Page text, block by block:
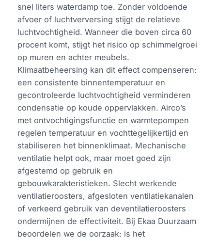
snel liters waterdamp toe. Zonder voldoende
afvoer of luchtverversing stijgt de relatieve
luchtvochtigheid. Wanneer die boven circa 60
procent komt, stijgt het risico op schimmelgroei
op muren en achter meubels.
Klimaatbeheersing kan dit effect compenseren:
een consistente binnentemperatuur en
gecontroleerde luchtvochtigheid verminderen
condensatie op koude oppervlakken. Airco’s
met ontvochtigingsfunctie en warmtepompen
regelen temperatuur en vochttegelijkertijd en
stabiliseren het binnenklimaat. Mechanische
ventilatie helpt ook, maar moet goed zijn
afgestemd op gebruik en
gebouwkarakteristieken. Slecht werkende
ventilatieroosters, afgesloten ventilatiekanalen
of verkeerd gebruik van deventilatieroosters
ondermijnen de effectiviteit. Bij Ekaa Duurzaam
beoordelen we de oorzaak: is het